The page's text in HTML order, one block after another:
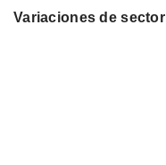
Variaciones de sector